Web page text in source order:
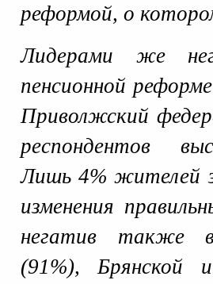
реформой, о
Лидерами же
пенсионной
Приволжский
респондентов
Лишь 4% жителей
изменения
негатив также
(91%), Брянской